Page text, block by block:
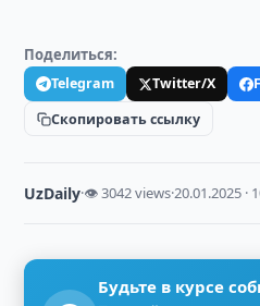
Поделиться:
Telegram Twitter/X
Скопировать ссылку
UzDaily·👁 3042 views·20.01.2025 ·
Будьте в курсе